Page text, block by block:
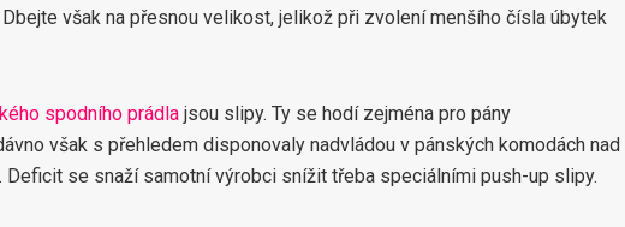
Dbejte však na přesnou velikost, jelikož při zvolení menšího čísla úbytek
spodního prádla jsou slipy. Ty se hodí zejména pro pány
však s přehledem disponovaly nadvládou v pánských komodách nad
se snaží samotní výrobci snížit třeba speciálními push-up slipy.